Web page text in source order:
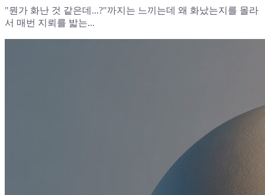
"뭔가 화난 것 같은데...?"까지는 느끼는데 왜 화났는지를 몰라
서 매번 지뢰를 밟는...